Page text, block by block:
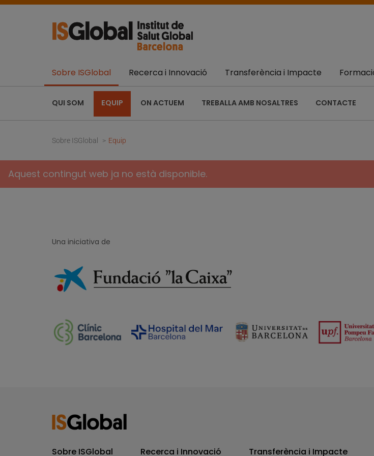
Sobre ISGlobal
QUI SOM EQUIP ON ACTUEM TREBALLA AMB NOSALTRES CONTACTE
Recerca i Innovació Transferència i Impacte
Sobre ISGlobal Equip
Aquest contingut web ja no està disponible.
Una iniciativa de
Sobre ISGlobal Recerca i Innovació Transferència i Impacte